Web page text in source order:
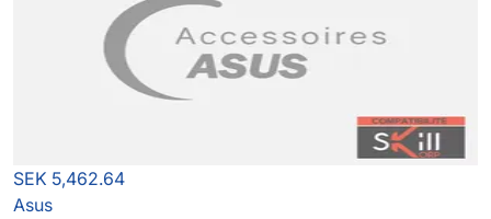
SEK 5,462.64
Asus